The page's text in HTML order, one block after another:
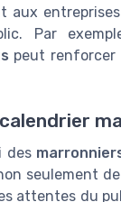
aux
Par
peut renforcer
des
seulement
attentes du